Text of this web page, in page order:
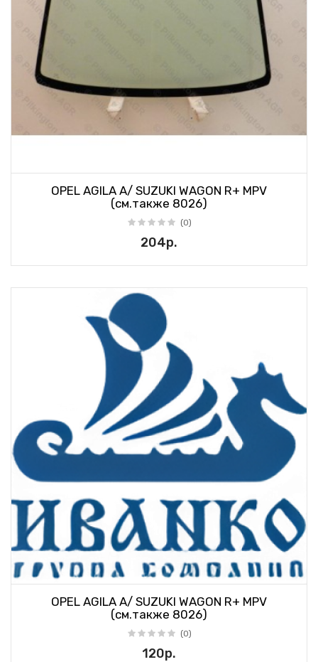
OPEL AGILA A/ SUZUKI WAGON R+ MPV
(см.также 8026)
(0)
204р.
OPEL AGILA A/ SUZUKI WAGON R+ MPV
(см.также 8026)
(0)
120р.